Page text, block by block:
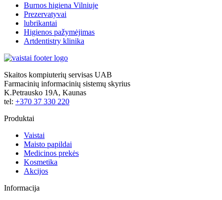
Burnos higiena Vilniuje
Prezervatyvai
lubrikantai
Higienos pažymėjimas
Artdentistry klinika
Skaitos kompiuterių servisas UAB
Farmacinių informacinių sistemų skyrius
K.Petrausko 19A, Kaunas
tel: +370 37 330 220
Produktai
Vaistai
Maisto papildai
Medicinos prekės
Kosmetika
Akcijos
Informacija